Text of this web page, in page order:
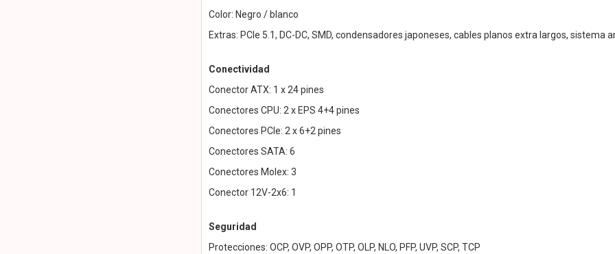
Color: Negro / blanco
Extras: PCIe 5.1, DC-DC, SMD, condensadores japoneses, cables planos extra largos, sistema
Conectividad
Conector ATX: 1 x 24 pines
Conectores CPU: 2 x EPS 4+4 pines
Conectores PCIe: 2 x 6+2 pines
Conectores SATA: 6
Conectores Molex: 3
Conector 12V-2x6: 1
Seguridad
Protecciones: OCP, OVP, OPP, OTP, OLP, NLO, PFP, UVP, SCP, TCP